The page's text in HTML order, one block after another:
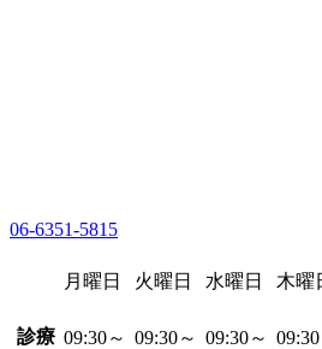
06-6351-5815
月曜日 火曜日 水曜日 木曜
診療 09:30～ 09:30～ 09:30～ 09:30